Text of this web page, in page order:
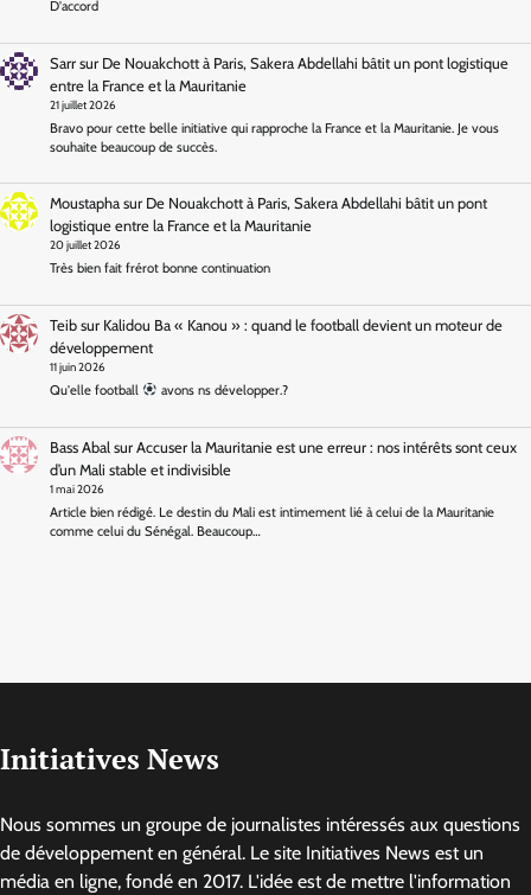
D'accord
Sarrsur De Nouakchott à Paris, Sakera Abdellahi bâtit un pont logistique
entre la France et la Mauritanie
21 juillet 2026
Bravo pour cette belle initiative qui rapproche la France et la Mauritanie. Je vous
souhaite beaucoup de succès.
Moustaphasur De Nouakchott à Paris, Sakera Abdellahi bâtit un pont
logistique entre la France et la Mauritanie
20 juillet 2026
Très bien fait frérot bonne continuation
Teibsur Kalidou Ba « Kanou » : quand le football devient un moteur de
développement
11 juin 2026
Qu'elle football avons ns développer.?
Bass Abalsur Accuser la Mauritanie est une erreur : nos intérêts sont ceux
d’un Mali stable et indivisible
1 mai 2026
Article bien rédigé. Le destin du Mali est intimement lié à celui de la Mauritanie
comme celui du Sénégal. Beaucoup…
Initiatives News
Nous sommes un groupe de journalistes intéressés aux questions
de développement en général. Le site Initiatives News est un
média en ligne, fondé en 2017. L'idée est de mettre l'information